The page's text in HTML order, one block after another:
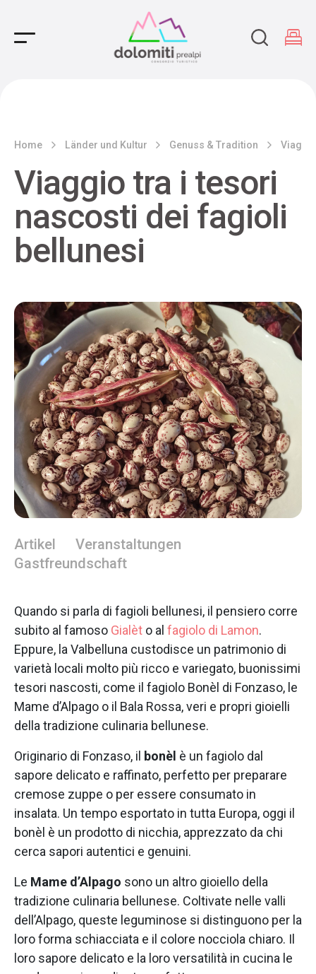
Main Navigation
Home Länder und Kultur Genuss & Tradition
Viaggio tra i tesori
nascosti dei fagioli
bellunesi
Artikel
Veranstaltungen
Gastfreundschaft
Quando si parla di fagioli bellunesi, il pensiero corre
subito al famoso Gialèt o al fagiolo di Lamon.
Eppure, la Valbelluna custodisce un patrimonio di
varietà locali molto più ricco e variegato, buonissimi
tesori nascosti, come il fagiolo Bonèl di Fonzaso, le
Mame d’Alpago o il Bala Rossa, veri e propri gioielli
della tradizione culinaria bellunese.
Originario di Fonzaso, il bonèl è un fagiolo dal
sapore delicato e raffinato, perfetto per preparare
cremose zuppe o per essere consumato in
insalata. Un tempo esportato in tutta Europa, oggi il
bonèl è un prodotto di nicchia, apprezzato da chi
cerca sapori autentici e genuini.
Le Mame d’Alpago sono un altro gioiello della
tradizione culinaria bellunese. Coltivate nelle valli
dell’Alpago, queste leguminose si distinguono per la
loro forma schiacciata e il colore nocciola chiaro. Il
loro sapore delicato e la loro versatilità in cucina le